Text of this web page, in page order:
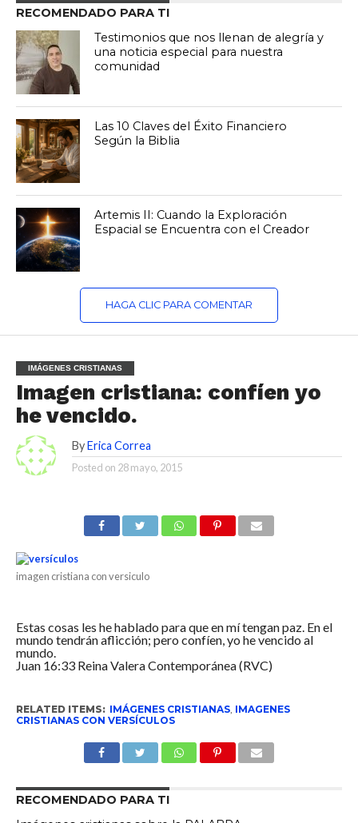
RECOMENDADO PARA TI
Testimonios que nos llenan de alegría y
una noticia especial para nuestra
comunidad
Las 10 Claves del Éxito Financiero
Según la Biblia
Artemis II: Cuando la Exploración
Espacial se Encuentra con el Creador
HAGA CLIC PARA COMENTAR
IMÁGENES CRISTIANAS
Imagen cristiana: confíen yo
he vencido.
By Erica Correa
Posted on 28 mayo, 2015
imagen cristiana con versiculo
Estas cosas les he hablado para que en mí tengan paz. En el
mundo tendrán aflicción; pero confíen, yo he vencido al
mundo.
Juan 16:33 Reina Valera Contemporánea (RVC)
RELATED ITEMS: IMÁGENES CRISTIANAS, IMAGENES
CRISTIANAS CON VERSÍCULOS
RECOMENDADO PARA TI